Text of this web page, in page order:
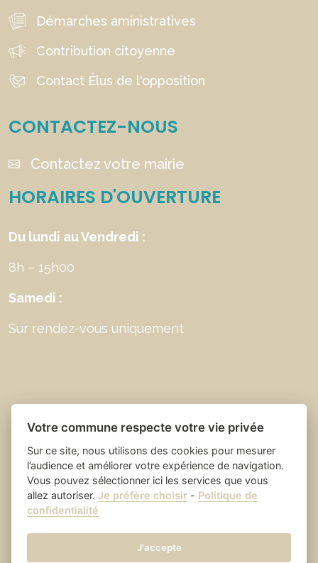
Démarches aministratives
Contribution citoyenne
Contact Élus de l'opposition
CONTACTEZ-NOUS
Contactez votre mairie
HORAIRES D'OUVERTURE
Du lundi au Vendredi :
8h – 15h00
Samedi :
Sur rendez-vous uniquement
Place du village la solution web
et appli des collectivités
- Saint Laurent
Mentions légales-- Gestion des cookies
Votre commune respecte votre vie privée
Sur ce site, nous utilisons des cookies pour mesurer
l’audience et améliorer votre expérience de navigation.
Vous pouvez sélectionner ici les services que vous
allez autoriser.Je préfère choisir - Politique de
confidentialité
J'accepte